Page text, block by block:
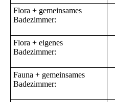
Flora + gemeinsames
Badezimmer:
Flora + eigenes
Badezimmer:
Fauna + gemeinsames
Badezimmer: